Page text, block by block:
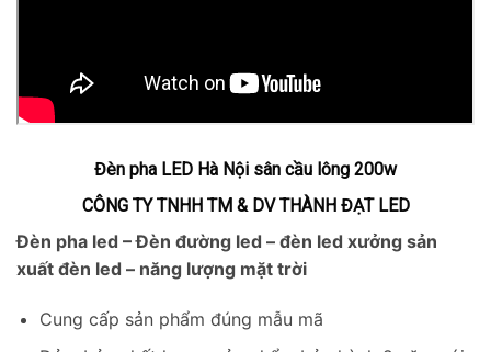
Đèn pha LED Hà Nội sân cầu lông 200w
CÔNG TY TNHH TM & DV THÀNH ĐẠT LED
Đèn pha led – Đèn đường led – đèn led xưởng sản
xuất đèn led – năng lượng mặt trời
Cung cấp sản phẩm đúng mẫu mã